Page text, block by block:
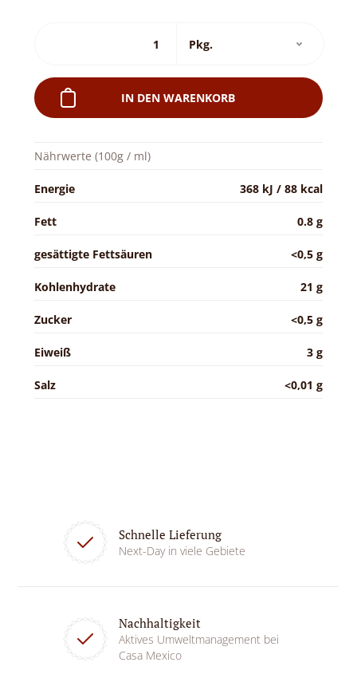
IN DEN WARENKORB
Nährwerte (100g / ml)
Energie 368 kJ / 88 kcal
Fett 0.8 g
gesättigte Fettsäuren <0,5 g
Kohlenhydrate 21 g
Zucker <0,5 g
Eiweiß 3 g
Salz <0,01 g
Schnelle Lieferung
Next-Day in viele Gebiete
Nachhaltigkeit
Aktives Umweltmanagement bei
Casa Mexico